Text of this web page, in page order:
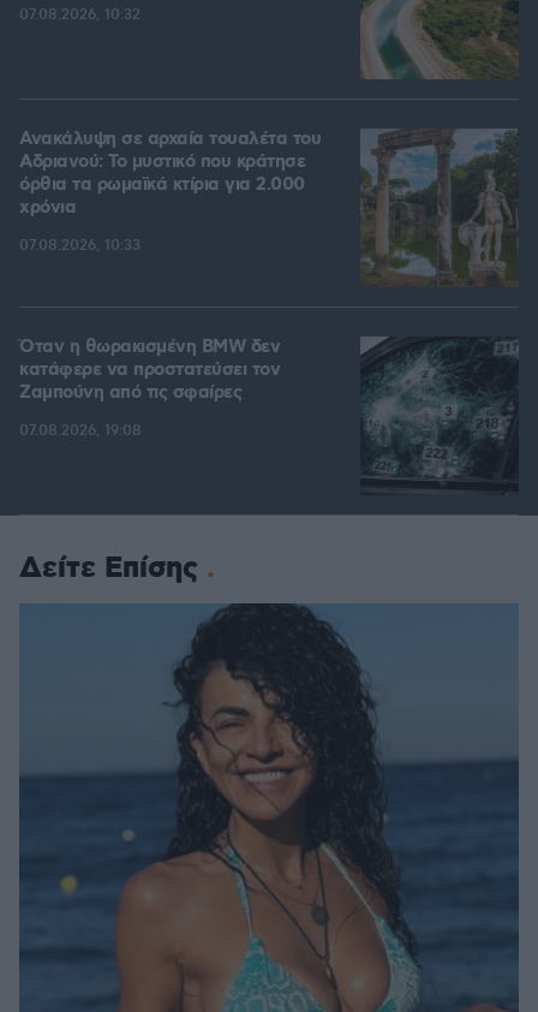
07.08.2026, 10:32
Ανακάλυψη σε αρχαία τουαλέτα του
Αδριανού: Το μυστικό που κράτησε
όρθια τα ρωμαϊκά κτίρια για 2.000
χρόνια
07.08.2026, 10:33
Όταν η θωρακισμένη BMW δεν
κατάφερε να προστατεύσει τον
Ζαμπούνη από τις σφαίρες
07.08.2026, 19:08
Δείτε Επίσης